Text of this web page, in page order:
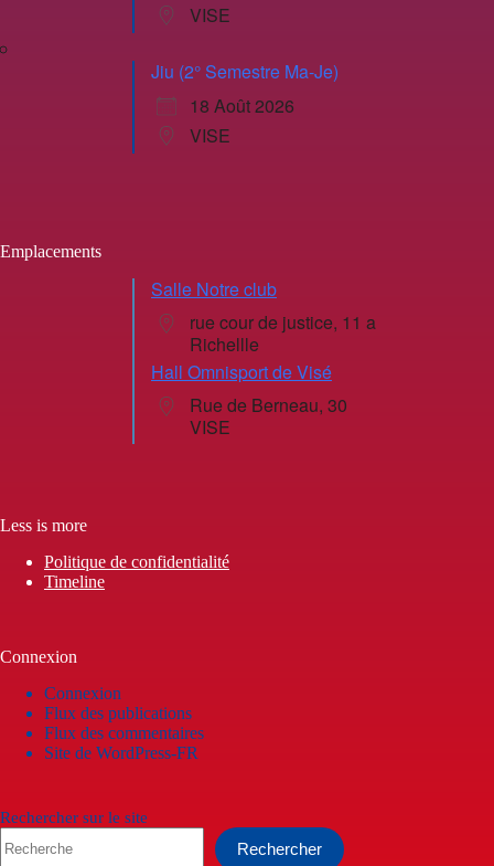
VISE
Jiu (2° Semestre Ma-Je)
18 Août 2026
VISE
Emplacements
Salle Notre club
rue cour de justice, 11 a
Richellle
Hall Omnisport de Visé
Rue de Berneau, 30
VISE
Less is more
Politique de confidentialité
Timeline
Connexion
Connexion
Flux des publications
Flux des commentaires
Site de WordPress-FR
Rechercher sur le site
Rechercher